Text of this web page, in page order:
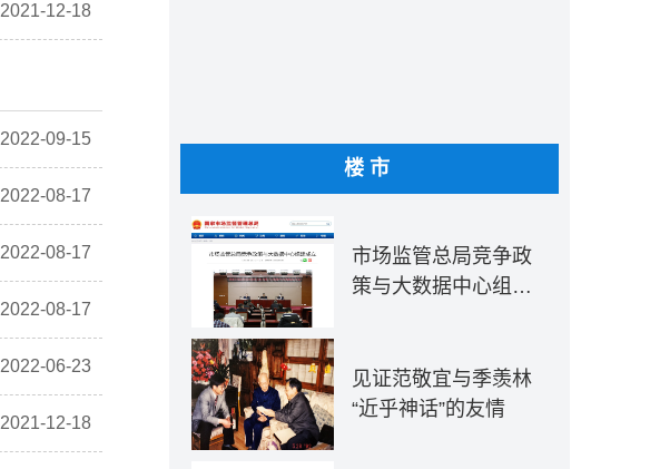
2021-12-18
2022-09-15
2022-08-17
2022-08-17
2022-08-17
2022-06-23
2021-12-18
楼市
市场监管总局竞争政
策与大数据中心组建
见证范敬宜与季羡林
“近乎神话”的友情